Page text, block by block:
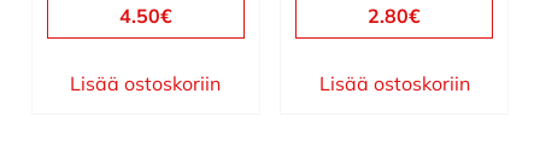
4.50€
Lisää ostoskoriin
2.80€
Lisää ostoskoriin